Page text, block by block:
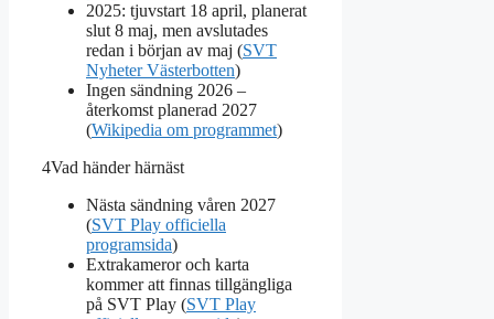
2025: tjuvstart 18 april, planerat
slut 8 maj, men avslutades
redan i början av maj (SVT
Nyheter Västerbotten)
Ingen sändning 2026 –
återkomst planerad 2027
(Wikipedia om programmet)
4Vad händer härnäst
Nästa sändning våren 2027
(SVT Play officiella
programsida)
Extrakameror och karta
kommer att finnas tillgängliga
på SVT Play (SVT Play